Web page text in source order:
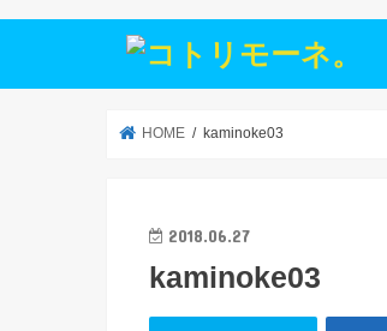
HOME kaminoke03
2018.06.27
kaminoke03